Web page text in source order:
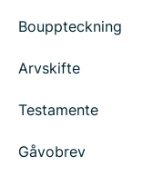
Bouppteckning
Arvskifte
Testamente
Gåvobrev